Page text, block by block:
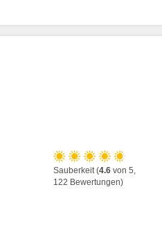
Sauberkeit (4.6von 5,
122 Bewertungen)